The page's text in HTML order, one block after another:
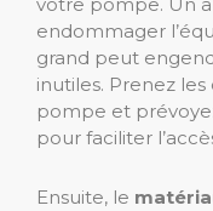
endommager
grand peut
inutiles. Prenez
pompe et
pour faciliter
Ensuite, le